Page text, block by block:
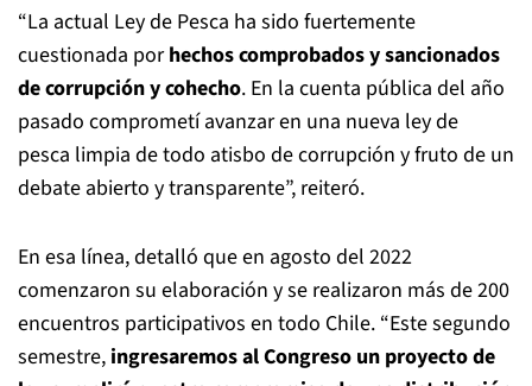
“La actual Ley de Pesca ha sido fuertemente
cuestionada porhechos comprobados y sancionados
de corrupción y cohecho. En la cuenta pública del año
pasado comprometí avanzar en una nueva ley de
pesca limpia de todo atisbo de corrupción y fruto de un
debate abierto y transparente”, reiteró.
En esa línea, detalló que en agosto del 2022
comenzaron su elaboración y se realizaron más de 200
encuentros participativos en todo Chile. “Este segundo
semestre, ingresaremos al Congreso un proyecto de